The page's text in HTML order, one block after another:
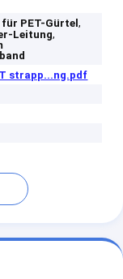
PET-Gürtel,
Leitung,
strapp...ng.pdf